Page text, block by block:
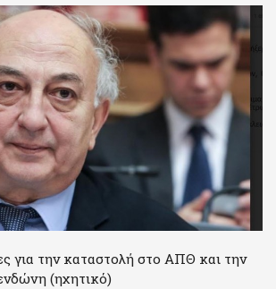
για την καταστολή στο ΑΠΘ και την
(ηχητικό)